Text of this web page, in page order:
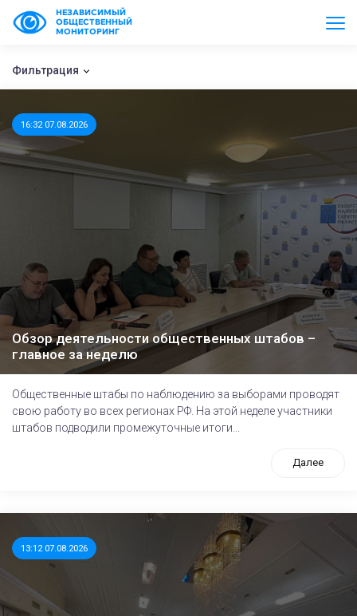
НЕЗАВИСИМЫЙ
ОБЩЕСТВЕННЫЙ
МОНИТОРИНГ
Фильтрация
16:32 07.08.2026
Обзор деятельности общественных штабов –
главное за неделю
Общественные штабы по наблюдению за выборами проводят
свою работу во всех регионах РФ. На этой неделе участники
штабов подводили промежуточные итоги...
Далее
13:12 07.08.2026